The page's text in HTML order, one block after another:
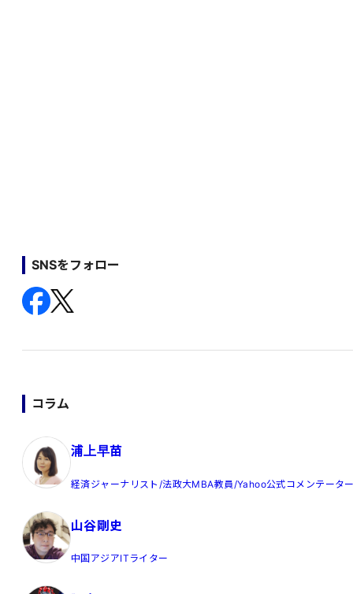
SNSをフォロー
コラム
浦上早苗
経済ジャーナリスト/法政大MBA教員/Yahoo公式コメンテータ
山谷剛史
中国アジアITライター